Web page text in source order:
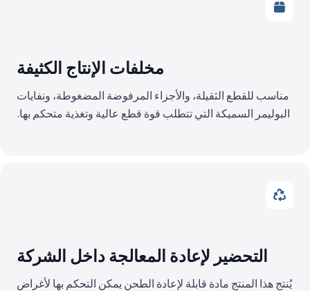
مخلفات الإنتاج الكثيفة
مناسب للقطع الثقيلة، والأجزاء المرفوضة المضغوطة، ونفايات
البوليمر السميكة التي تتطلب قوة قطع عالية وتغذية متحكم بها.
التحضير لإعادة المعالجة داخل الشركة
يُنتج هذا المنتج مادة قابلة لإعادة الطحن يمكن التحكم بها لأغراض